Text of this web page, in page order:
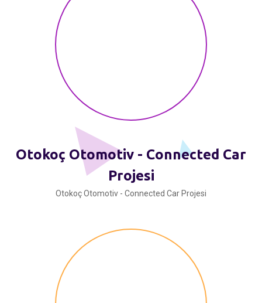
Otokoç Otomotiv - Connected Car
Projesi
Otokoç Otomotiv - Connected Car Projesi